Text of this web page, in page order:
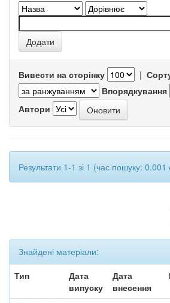
Вивести на сторінку |
Впорядкування
Автори
Результати 1-1 зі 1 (час пошуку: 0.001
Знайдені матеріали:
Тип
Дата
випуску
Дата
внесення